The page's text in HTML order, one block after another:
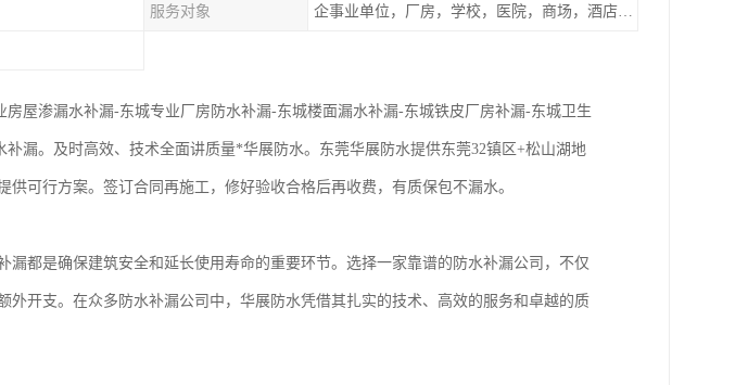
服务对象 企事业单位，厂房，学校，医院，商场，酒店，小区物业，商家居民住户等
屋渗漏水补漏-东城专业厂房防水补漏-东城楼面漏水补漏-东城铁皮厂房补漏-东城卫生
漏。及时高效、技术全面讲质量*华展防水。东莞华展防水提供东莞32镇区+松山湖地
供可行方案。签订合同再施工，修好验收合格后再收费，有质保包不漏水。
漏都是确保建筑安全和延长使用寿命的重要环节。选择一家靠谱的防水补漏公司，不仅
外开支。在众多防水补漏公司中，华展防水凭借其扎实的技术、高效的服务和卓越的质